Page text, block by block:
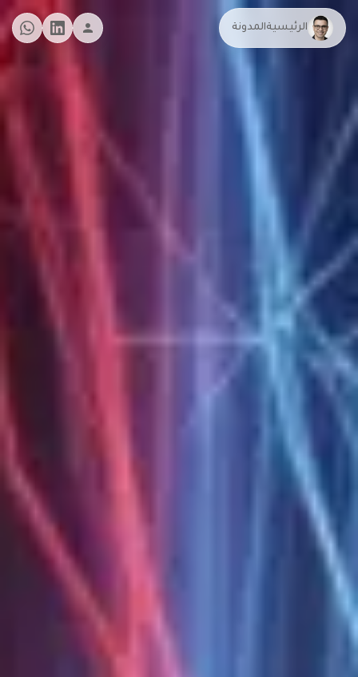
الرئيسيةالمدونة